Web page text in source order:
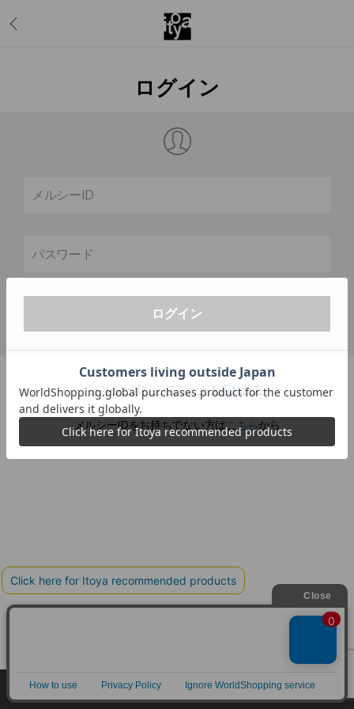
ログイン
メルシーID
パスワード
メルシーID・パスワードを忘れた方
メルシーIDをお持ちでない方はこちらから
Copyright©伊東屋 All Rights Reserved.